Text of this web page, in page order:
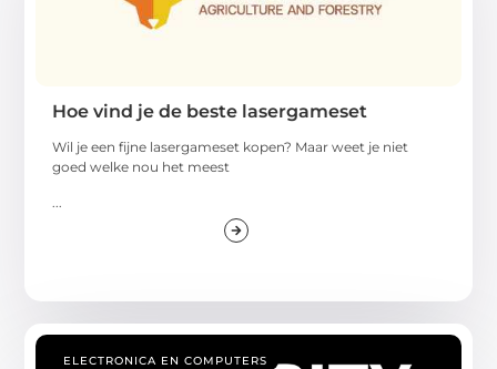
Hoe vind je de beste lasergameset
Wil je een fijne lasergameset kopen? Maar weet je niet
goed welke nou het meest
ELECTRONICA EN COMPUTERS